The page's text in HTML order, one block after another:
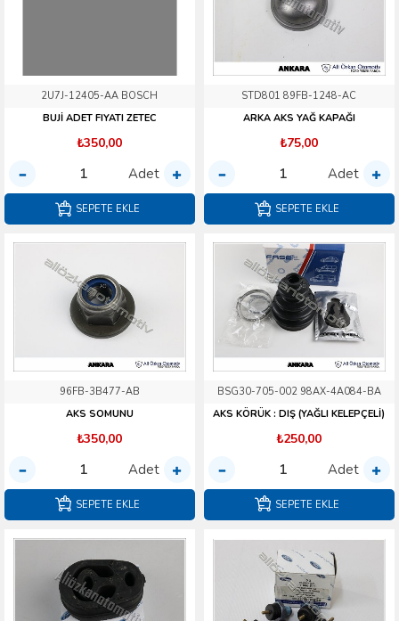
2U7J-12405-AA BOSCH
BUJİ ADET FIYATI ZETEC
₺350,00
Adet
SEPETE EKLE
STD801 89FB-1248-AC
ARKA AKS YAĞ KAPAĞI
₺75,00
Adet
SEPETE EKLE
96FB-3B477-AB
AKS SOMUNU
₺350,00
Adet
SEPETE EKLE
BSG30-705-002 98AX-4A084-BA
AKS KÖRÜK : DIŞ (YAĞLI KELEPÇELİ)
₺250,00
Adet
SEPETE EKLE